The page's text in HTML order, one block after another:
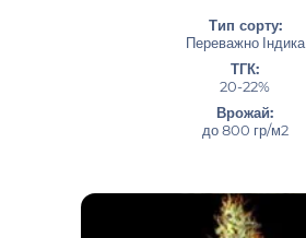
Тип сорту:
Переважно Індика
ТГК:
20-22%
Врожай:
до 800 гр/м2